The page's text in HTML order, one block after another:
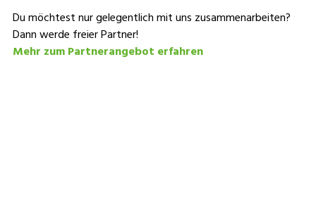
Du möchtest nur gelegentlich mit uns zusammenarbeiten?
Dann werde freier Partner!
Mehr zum Partnerangebot erfahren